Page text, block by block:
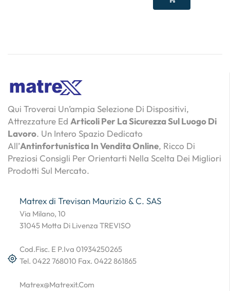
Qui Troverai Un’ampia Selezione Di Dispositivi,
Attrezzature Ed Articoli Per La Sicurezza Sul Luogo Di
Lavoro. Un Intero Spazio Dedicato
All’Antinfortunistica In Vendita Online, Ricco Di
Preziosi Consigli Per Orientarti Nella Scelta Dei Migliori
Prodotti Sul Mercato.
Matrex di Trevisan Maurizio & C. SAS
Via Milano, 10
31045 Motta Di Livenza TREVISO
Cod.Fisc. E P.Iva 01934250265
Tel. 0422 768010 Fax. 0422 861865
Matrex@matrexit.com